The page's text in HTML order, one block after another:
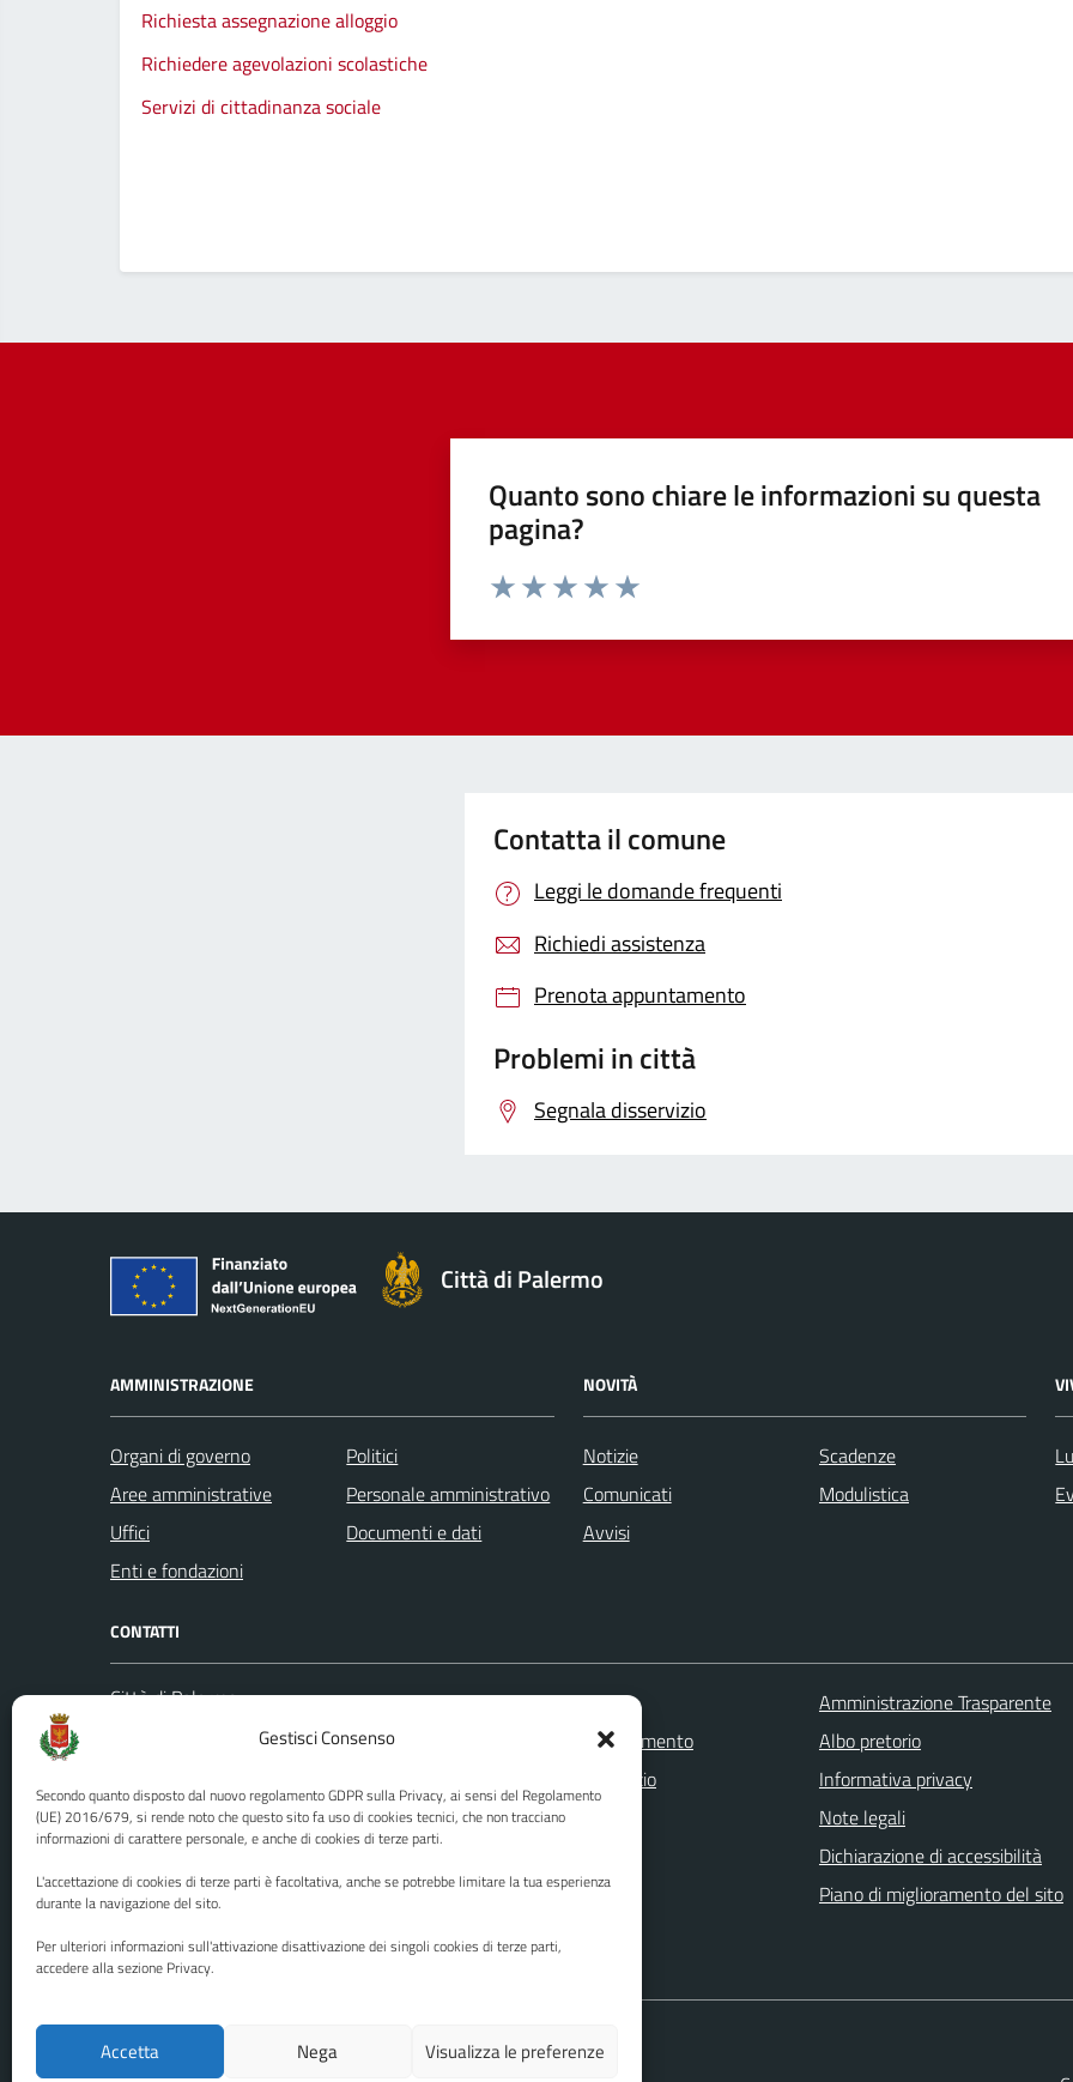
Gestisci Consenso
Secondo quanto disposto dal nuovo regolamento GDPR sulla Privacy, ai sensi del Regolamento
(UE) 2016/679, si rende noto che questo sito fa uso di cookies tecnici, che non tracciano
informazioni di carattere personale, e anche di cookies di terze parti.
L'accettazione di cookies di terze parti è facoltativa, anche se potrebbe limitare la tua esperienza
durante la navigazione del sito.
Per ulteriori informazioni sull'attivazione disattivazione dei singoli cookies di terze parti,
accedere alla sezione Privacy.
Accetta Nega Visualizza le preferenze
Richiesta assegnazione alloggio
Richiedere agevolazioni scolastiche
Servizi di cittadinanza sociale
Quanto sono chiare le informazioni su questa
pagina?
Contatta il comune
Leggi le domande frequenti
Richiedi assistenza
Prenota appuntamento
Problemi in città
Segnala disservizio
Città di Palermo
AMMINISTRAZIONE
Organi di governo
Aree amministrative
Uffici
Enti e fondazioni
Politici
Personale amministrativo
Documenti e dati
NOVITÀ
Notizie
Comunicati
Avvisi
Scadenze
Modulistica
CONTATTI
Città di Palermo
Codice fiscale / P. IVA:80016350821
U.O. Ufficio Relazioni con il Pubblico
(URP)
Numero verde: 0917401111
PEC:protocollo@cert.comune.palermo.it
Leggi le FAQ
Prenotazione appuntamento
Segnalazione disservizio
Richiesta assistenza
Amministrazione Trasparente
Albo pretorio
Informativa privacy
Note legali
Dichiarazione di accessibilità
Piano di miglioramento del sito
Media policy
Mappa del sito